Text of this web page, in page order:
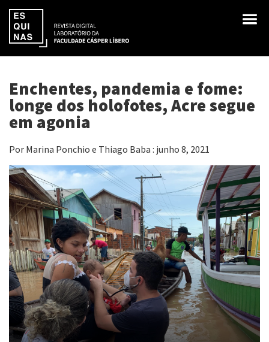
Enchentes, pandemia e fome:
longe dos holofotes, Acre segue
em agonia
Por Marina Ponchio e Thiago Baba : junho 8, 2021